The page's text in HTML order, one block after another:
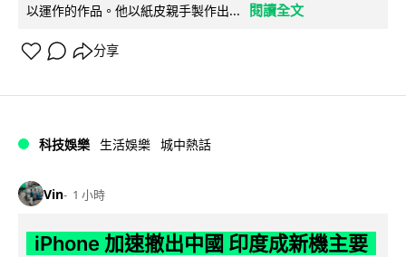
以運作的作品。他以紙皮親手製作出... 閱讀全文
分享
科技娛樂 生活娛樂 城中熱話
Vin 1 小時
iPhone 加速撤出中國 印度成新機主要